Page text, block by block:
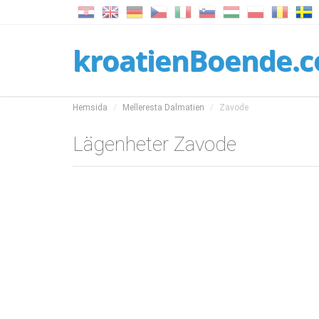
Hemsida Melleresta Dalmatien Zavode
Lägenheter Zavode